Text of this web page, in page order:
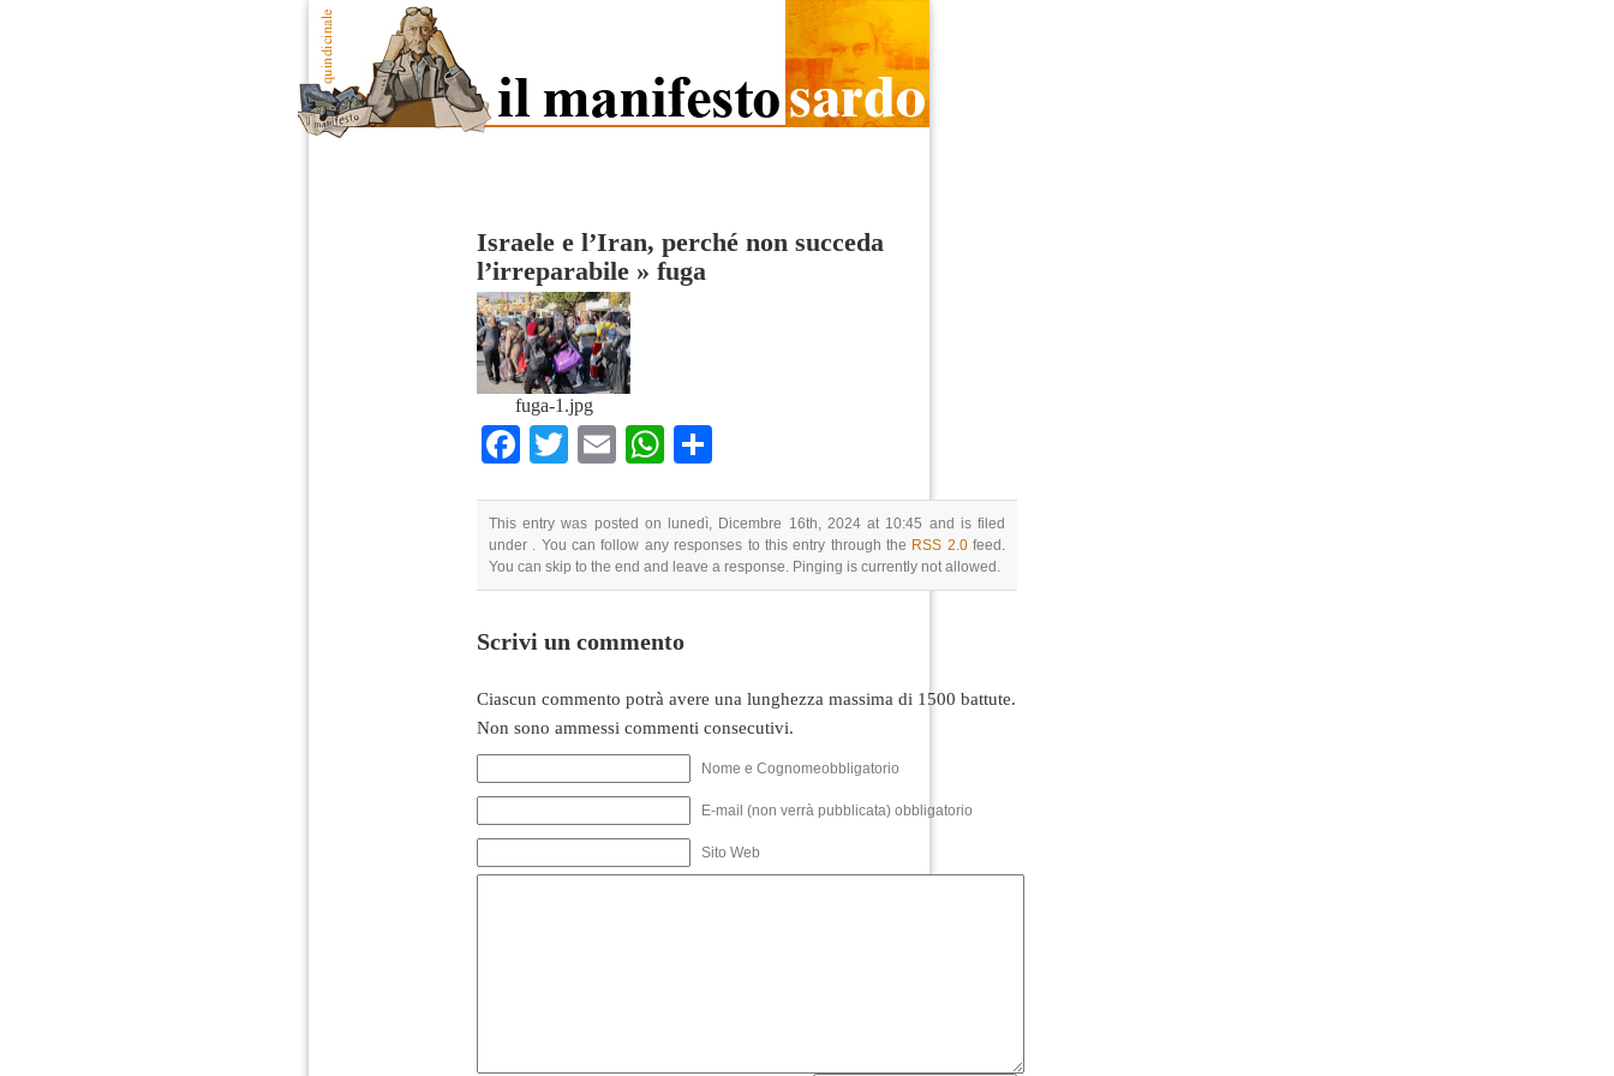
Israele e l’Iran, perché non succeda
l’irreparabile » fuga
fuga-1.jpg
Facebook
TwitterEmailWhatsApp
This entry was posted on lunedì, Dicembre 16th, 2024 at 10:45 and is filed
under . You can follow any responses to this entry through the RSS 2.0feed.
You can skip to the end and leave a response. Pinging is currently not allowed.
Scrivi un commento
Ciascun commento potrà avere una lunghezza massima di 1500 battute.
Non sono ammessi commenti consecutivi.
Nome e Cognomeobbligatorio
E-mail (non verrà pubblicata) obbligatorio
Sito Web